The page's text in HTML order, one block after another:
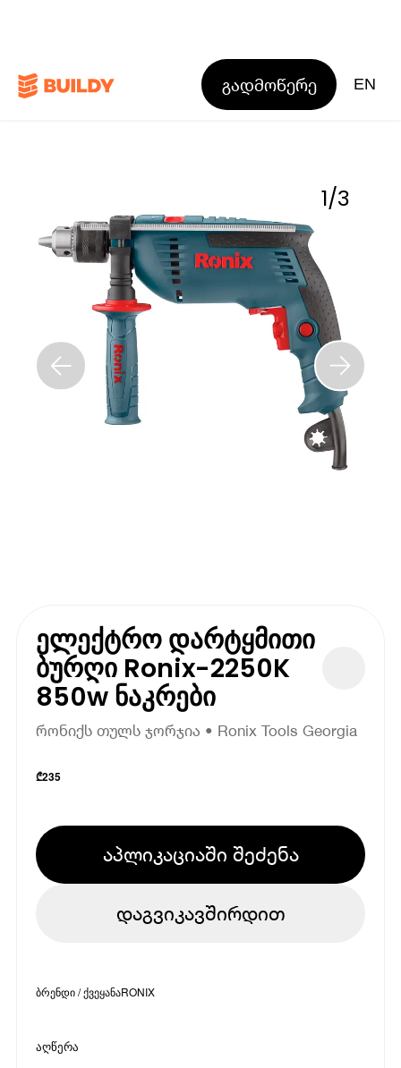
გადმოწერე EN
1/3
ელექტრო დარტყმითი
ბურღი Ronix-2250K
850w ნაკრები
რონიქს თულს ჯორჯია • Ronix Tools Georgia
₾235
აპლიკაციაში შეძენა
დაგვიკავშირდით
ბრენდი / ქვეყანაRONIX
აღწერა